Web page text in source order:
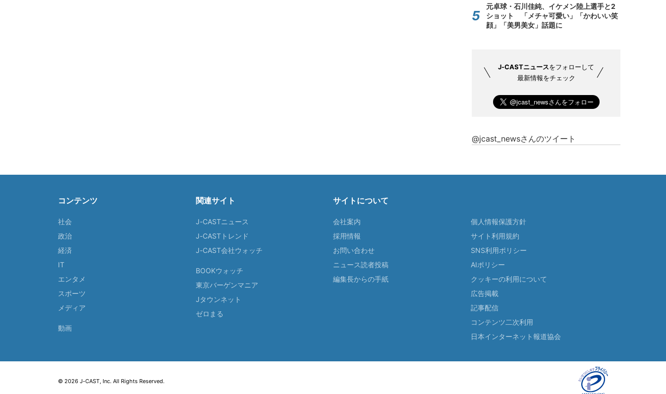
元卓球・石川佳純、イケメン陸上選手と2
ショット 「メチャ可愛い」「かわいい笑
顔」「美男美女」話題に
J-CASTニュースをフォローして
最新情報をチェック
@jcast_newsさんのツイート
コンテンツ
社会
政治
経済
IT
エンタメ
スポーツ
メディア
動画
関連サイト
J-CASTニュース
J-CASTトレンド
J-CAST会社ウォッチ
BOOKウォッチ
東京バーゲンマニア
Jタウンネット
ゼロまる
サイトについて
会社案内
採用情報
お問い合わせ
ニュース読者投稿
編集長からの手紙
個人情報保護方針
サイト利用規約
SNS利用ポリシー
AIポリシー
クッキーの利用について
広告掲載
記事配信
コンテンツ二次利用
日本インターネット報道協会
© 2026 J-CAST, Inc. All Rights Reserved.